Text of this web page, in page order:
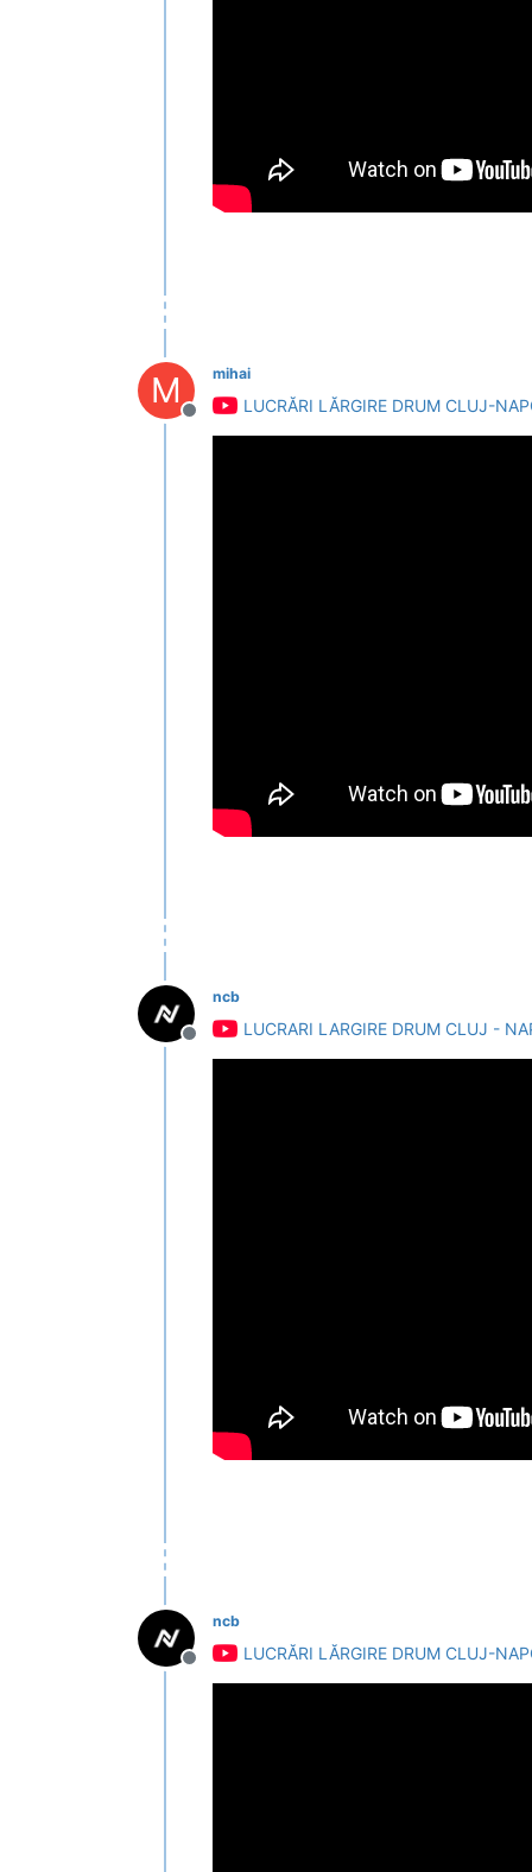
M
Deconectat
mihai
LUCRĂRI LĂRGIRE DRUM CLUJ-
Deconectat
ncb
LUCRARI LARGIRE DRUM CLUJ -
Deconectat
ncb
LUCRĂRI LĂRGIRE DRUM CLUJ-